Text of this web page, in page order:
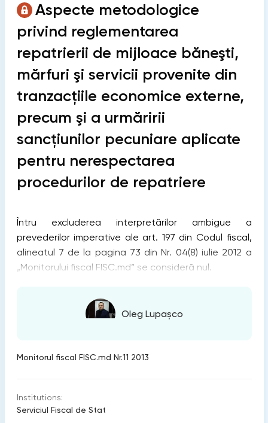
Aspecte metodologice
privind reglementarea
repatrierii de mijloace băneşti,
mărfuri şi servicii provenite din
tranzacţiile economice externe,
precum şi a urmăririi
sancţiunilor pecuniare aplicate
pentru nerespectarea
procedurilor de repatriere
Întru excluderea interpretărilor ambigue a
prevederilor imperative ale art. 197 din Codul fiscal,
alineatul 7 de la pagina 73 din Nr. 04(8) iulie 2012 a
„Monitorului fiscal FISC.md” se consideră nul.
Oleg Lupașco
Monitorul fiscal FISC.md Nr.11 2013
Institutions:
Serviciul Fiscal de Stat